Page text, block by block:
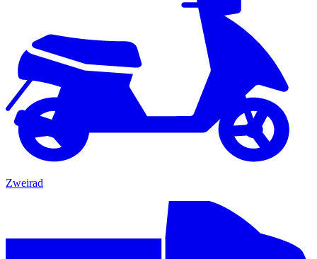
Zweirad